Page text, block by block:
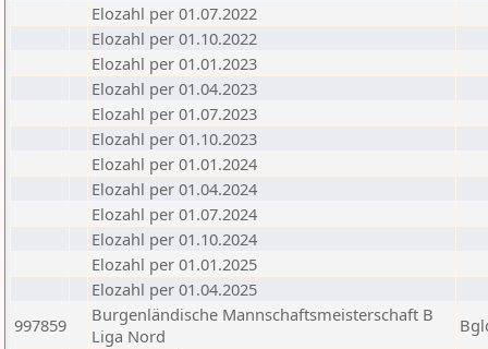
Elozahl per 01.07.2022
Elozahl per 01.10.2022
Elozahl per 01.01.2023
Elozahl per 01.04.2023
Elozahl per 01.07.2023
Elozahl per 01.10.2023
Elozahl per 01.01.2024
Elozahl per 01.04.2024
Elozahl per 01.07.2024
Elozahl per 01.10.2024
Elozahl per 01.01.2025
Elozahl per 01.04.2025
997859
Burgenländische Mannschaftsmeisterschaft B
Liga Nord